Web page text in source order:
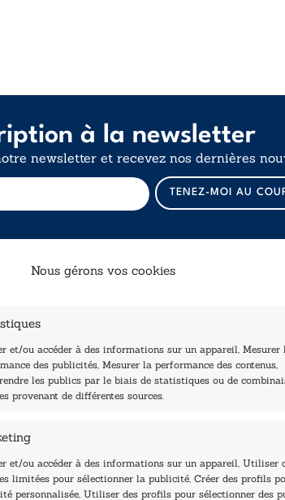
Nous gérons vos cookies
et/ou accéder à des informations sur un appareil, Mesurer
des publicités, Mesurer la performance des contenus,
les publics par le biais de statistiques ou de
provenant de différentes sources.
et/ou accéder à des informations sur un appareil, Utiliser
limitées pour sélectionner la publicité, Créer des profils
personnalisée, Utiliser des profils pour sélectionner des
à la newsletter
newsletter et recevez nos dernières
m
a
l
*
TENEZ-MOI AU
Lys Bleu
humaines
Essai & docs
Sciences humaines